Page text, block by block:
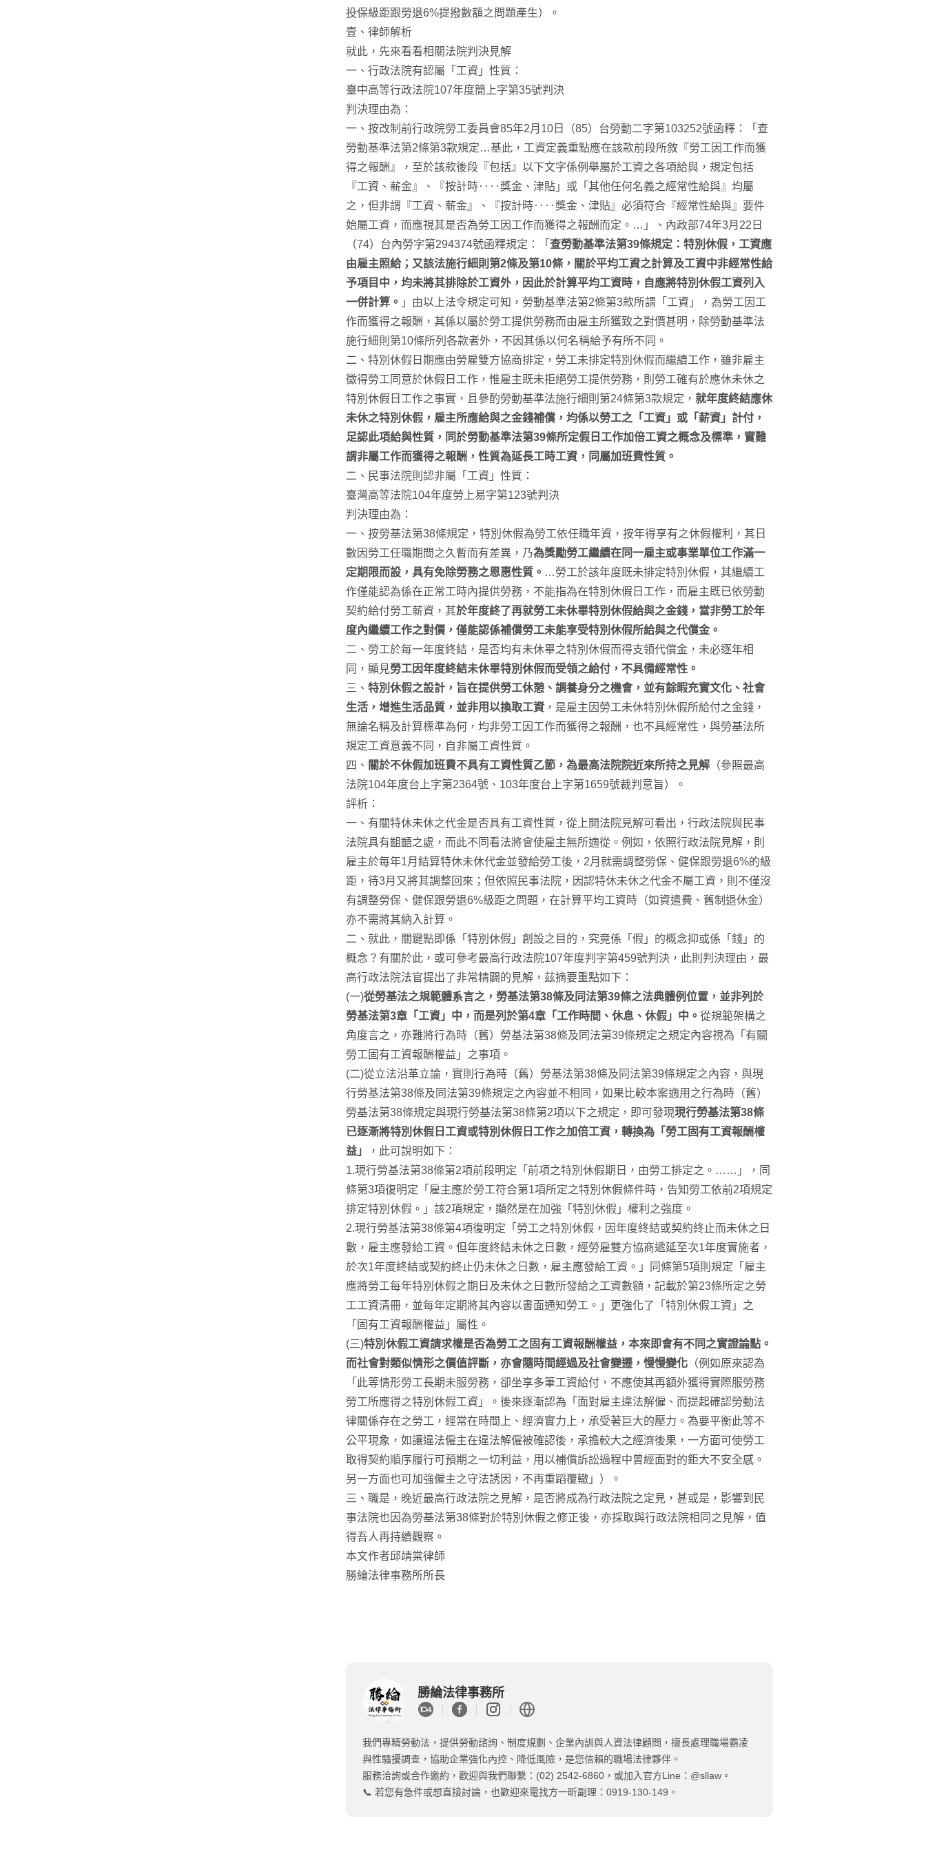
投保級距跟勞退6%提撥數額之問題產生）。
壹、律師解析
就此，先來看看相關法院判決見解
一、行政法院有認屬「工資」性質：
臺中高等行政法院107年度簡上字第35號判決
判決理由為：
一、按改制前行政院勞工委員會85年2月10日（85）台勞動二字第103252號函釋：「查
勞動基準法第2條第3款規定…基此，工資定義重點應在該款前段所敘『勞工因工作而獲
得之報酬』，至於該款後段『包括』以下文字係例舉屬於工資之各項給與，規定包括
『工資、薪金』、『按計時‥‥獎金、津貼」或「其他任何名義之經常性給與』均屬
之，但非謂『工資、薪金』、『按計時‥‥獎金、津貼』必須符合『經常性給與』要件
始屬工資，而應視其是否為勞工因工作而獲得之報酬而定。…」、內政部74年3月22日
（74）台內勞字第294374號函釋規定：「 查勞動基準法第39條規定：特別休假，工資應
由雇主照給；又該法施行細則第2條及第10條，關於平均工資之計算及工資中非經常性給
予項目中，均未將其排除於工資外，因此於計算平均工資時，自應將特別休假工資列入
一併計算。 」由以上法令規定可知，勞動基準法第2條第3款所謂「工資」，為勞工因工
作而獲得之報酬，其係以屬於勞工提供勞務而由雇主所獲致之對價甚明，除勞動基準法
施行細則第10條所列各款者外，不因其係以何名稱給予有所不同。
二、特別休假日期應由勞雇雙方協商排定，勞工未排定特別休假而繼續工作，雖非雇主
徵得勞工同意於休假日工作，惟雇主既未拒絕勞工提供勞務，則勞工確有於應休未休之
特別休假日工作之事實，且參酌勞動基準法施行細則第24條第3款規定， 就年度終結應休
未休之特別休假，雇主所應給與之金錢補償，均係以勞工之「工資」或「薪資」計付，
足認此項給與性質，同於勞動基準法第39條所定假日工作加倍工資之概念及標準，實難
謂非屬工作而獲得之報酬，性質為延長工時工資，同屬加班費性質。
二、民事法院則認非屬「工資」性質：
臺灣高等法院104年度勞上易字第123號判決
判決理由為：
一、按勞基法第38條規定，特別休假為勞工依任職年資，按年得享有之休假權利，其日
數因勞工任職期間之久暫而有差異，乃為獎勵勞工繼續在同一雇主或事業單位工作滿一
定期限而設，具有免除勞務之恩惠性質。 …勞工於該年度既未排定特別休假，其繼續工
作僅能認為係在正常工時內提供勞務，不能指為在特別休假日工作，而雇主既已依勞動
契約給付勞工薪資，其於年度終了再就勞工未休畢特別休假給與之金錢，當非勞工於年
度內繼續工作之對價，僅能認係補償勞工未能享受特別休假所給與之代償金。
二、勞工於每一年度終結，是否均有未休畢之特別休假而得支領代償金，未必逐年相
同，顯見勞工因年度終結未休畢特別休假而受領之給付，不具備經常性。
三、 特別休假之設計，旨在提供勞工休憩、調養身分之機會，並有餘暇充實文化、社會
生活，增進生活品質，並非用以換取工資 ，是雇主因勞工未休特別休假所給付之金錢，
無論名稱及計算標準為何，均非勞工因工作而獲得之報酬，也不具經常性，與勞基法所
規定工資意義不同，自非屬工資性質。
四、 關於不休假加班費不具有工資性質乙節，為最高法院院近來所持之見解 （參照最高
法院104年度台上字第2364號、103年度台上字第1659號裁判意旨）。
評析：
一、有關特休未休之代金是否具有工資性質，從上開法院見解可看出，行政法院與民事
法院具有齟齬之處，而此不同看法將會使雇主無所適從。例如，依照行政法院見解，則
雇主於每年1月結算特休未休代金並發給勞工後，2月就需調整勞保、健保跟勞退6%的級
距，待3月又將其調整回來；但依照民事法院，因認特休未休之代金不屬工資，則不僅沒
有調整勞保、健保跟勞退6%級距之問題，在計算平均工資時（如資遣費、舊制退休金）
亦不需將其納入計算。
二、就此，關鍵點即係「特別休假」創設之目的，究竟係「假」的概念抑或係「錢」的
概念？有關於此，或可參考最高行政法院107年度判字第459號判決，此則判決理由，最
高行政法院法官提出了非常精闢的見解，茲摘要重點如下：
(一)從勞基法之規範體系言之，勞基法第38條及同法第39條之法典體例位置，並非列於
勞基法第3章「工資」中，而是列於第4章「工作時間、休息、休假」中。 從規範架構之
角度言之，亦難將行為時（舊）勞基法第38條及同法第39條規定之規定內容視為「有關
勞工固有工資報酬權益」之事項。
(二)從立法沿革立論，實則行為時（舊）勞基法第38條及同法第39條規定之內容，與現
行勞基法第38條及同法第39條規定之內容並不相同，如果比較本案適用之行為時（舊）
勞基法第38條規定與現行勞基法第38條第2項以下之規定，即可發現現行勞基法第38條
已逐漸將特別休假日工資或特別休假日工作之加倍工資，轉換為「勞工固有工資報酬權
益」
，此可說明如下：
1.現行勞基法第38條第2項前段明定「前項之特別休假期日，由勞工排定之。……」，同
條第3項復明定「雇主應於勞工符合第1項所定之特別休假條件時，告知勞工依前2項規定
排定特別休假。」該2項規定，顯然是在加強「特別休假」權利之強度。
2.現行勞基法第38條第4項復明定「勞工之特別休假，因年度終結或契約終止而未休之日
數，雇主應發給工資。但年度終結未休之日數，經勞雇雙方協商遞延至次1年度實施者，
於次1年度終結或契約終止仍未休之日數，雇主應發給工資。」同條第5項則規定「雇主
應將勞工每年特別休假之期日及未休之日數所發給之工資數額，記載於第23條所定之勞
工工資清冊，並每年定期將其內容以書面通知勞工。」更強化了「特別休假工資」之
「固有工資報酬權益」屬性。
(三)特別休假工資請求權是否為勞工之固有工資報酬權益，本來即會有不同之實證論點。
而社會對類似情形之價值評斷，亦會隨時間經過及社會變遷，慢慢變化 （例如原來認為
「此等情形勞工長期未服勞務，卻坐享多筆工資給付，不應使其再額外獲得實際服勞務
勞工所應得之特別休假工資」。後來逐漸認為「面對雇主違法解僱、而提起確認勞動法
律關係存在之勞工，經常在時間上、經濟實力上，承受著巨大的壓力。為要平衡此等不
公平現象，如讓違法僱主在違法解僱被確認後，承擔較大之經濟後果，一方面可使勞工
取得契約順序履行可預期之一切利益，用以補償訴訟過程中曾經面對的鉅大不安全感。
另一方面也可加強僱主之守法誘因，不再重蹈覆轍」）。
三、職是，晚近最高行政法院之見解，是否將成為行政法院之定見，甚或是，影響到民
事法院也因為勞基法第38條對於特別休假之修正後，亦採取與行政法院相同之見解，值
得吾人再持續觀察。
本文作者邱靖棠律師
勝綸法律事務所所長
勝綸法律事務所
我們專精勞動法，提供勞動諮詢、制度規劃、企業內訓與人資法律顧問，擅長處理職場霸凌
與性騷擾調查，協助企業強化內控、降低風險，是您信賴的職場法律夥伴。
服務洽詢或合作邀約，歡迎與我們聯繫：(02) 2542-6860，或加入官方Line：@sllaw。
📞 若您有急件或想直接討論，也歡迎來電找方一昕副理：0919-130-149。